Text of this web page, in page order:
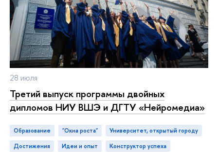
28 июля
Третий выпуск программы двойных
дипломов НИУ ВШЭ и ДГТУ «Нейромедиа»
Образование "Окна роста"
Университет, открытый городу
достижения
идеи и опыт
конструктор успеха